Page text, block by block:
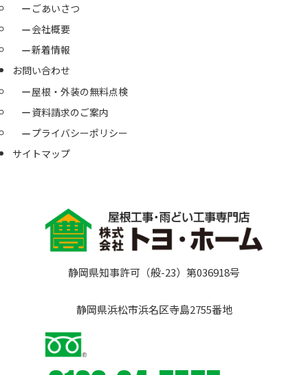
静岡県知事許可（般-23）第036918号
静岡県浜松市浜名区寺島2755番地
ごあいさつ
会社概要
新着情報
お問い合わせ
屋根・外装の無料点検
資料請求のご案内
プライバシーポリシー
サイトマップ